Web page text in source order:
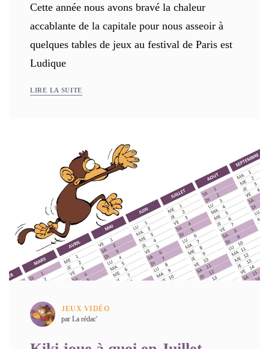
Cette année nous avons bravé la chaleur
accablante de la capitale pour nous asseoir à
quelques tables de jeux au festival de Paris est
Ludique
LIRE LA SUITE
JEUX VIDÉO
par La rédac'